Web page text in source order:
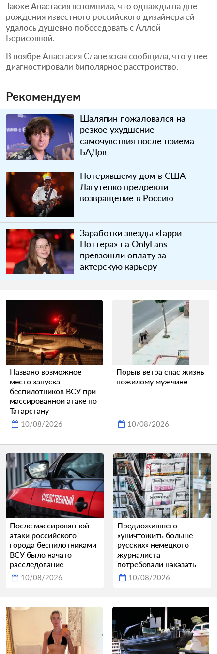
Также Анастасия вспомнила, что однажды на дне
рождения известного российского дизайнера ей
удалось душевно побеседовать с Аллой
Борисовной.
В ноябре Анастасия Сланевская сообщила, что у нее
диагностировали биполярное расстройство.
Рекомендуем
Шаляпин пожаловался на
резкое ухудшение
самочувствия после приема
БАДов
Потерявшему дом в США
Лагутенко предрекли
возвращение в Россию
Заработки звезды «Гарри
Поттера» на OnlyFans
превзошли оплату за
актерскую карьеру
Названо возможное
место запуска
беспилотников ВСУ при
массированной атаке по
Татарстану
10/08/2026
Порыв ветра спас жизнь
пожилому мужчине
10/08/2026
После массированной
атаки российского
города беспилотниками
ВСУ было начато
расследование
10/08/2026
Предложившего
«уничтожить больше
русских» немецкого
журналиста
потребовали наказать
10/08/2026